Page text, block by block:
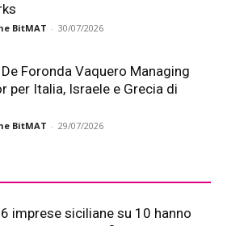
BitMAT - 30/07/2026
Foronda Vaquero Managing
per Italia, Israele e Grecia di
BitMAT - 29/07/2026
imprese siciliane su 10 hanno